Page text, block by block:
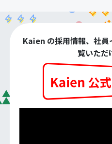
Kaien の採用情報、社
覧いただ